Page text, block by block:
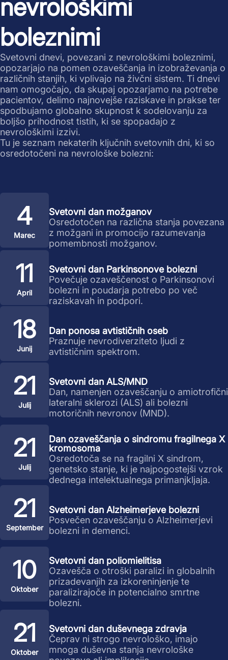
nevrološkimi
boleznimi
Svetovni dnevi, povezani z nevrološkimi boleznimi,
opozarjajo na pomen ozaveščanja in izobraževanja o
različnih stanjih, ki vplivajo na živčni sistem. Ti dnevi
nam omogočajo, da skupaj opozarjamo na potrebe
pacientov, delimo najnovejše raziskave in prakse ter
spodbujamo globalno skupnost k sodelovanju za
boljšo prihodnost tistih, ki se spopadajo z
nevrološkimi izzivi.
Tu je seznam nekaterih ključnih svetovnih dni, ki so
osredotočeni na nevrološke bolezni:
4
Marec
Svetovni dan možganov
Osredotočen na različna stanja povezana
z možgani in promocijo razumevanja
pomembnosti možganov.
11
April
Svetovni dan Parkinsonove bolezni
Povečuje ozaveščenost o Parkinsonovi
bolezni in poudarja potrebo po več
raziskavah in podpori.
18
Junij
Dan ponosa avtističnih oseb
Praznuje nevrodiverziteto ljudi z
avtističnim spektrom.
21
Julij
Svetovni dan ALS/MND
Dan, namenjen ozaveščanju o amiotrofični
lateralni sklerozi (ALS) ali bolezni
motoričnih nevronov (MND).
21
Julij
Dan ozaveščanja o sindromu fragilnega X
kromosoma
Osredotoča se na fragilni X sindrom,
genetsko stanje, ki je najpogostejši vzrok
dednega intelektualnega primanjkljaja.
21
September
Svetovni dan Alzheimerjeve bolezni
Posvečen ozaveščanju o Alzheimerjevi
bolezni in demenci.
10
Oktober
Svetovni dan poliomielitisa
Ozavešča o otroški paralizi in globalnih
prizadevanjih za izkoreninjenje te
paralizirajoče in potencialno smrtne
bolezni.
21
Oktober
Svetovni dan duševnega zdravja
Čeprav ni strogo nevrološko, imajo
mnoga duševna stanja nevrološke